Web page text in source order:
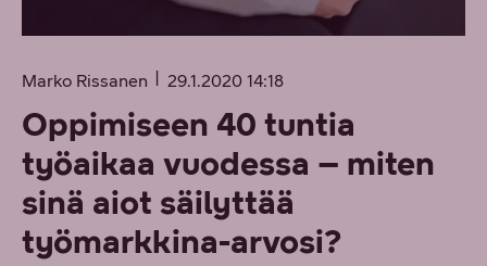
Marko Rissanen 29.1.2020 14:18
Oppimiseen 40 tuntia
työaikaa vuodessa – miten
sinä aiot säilyttää
työmarkkina-arvosi?